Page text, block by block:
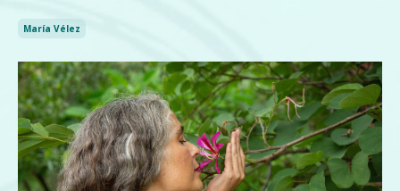
María Vélez